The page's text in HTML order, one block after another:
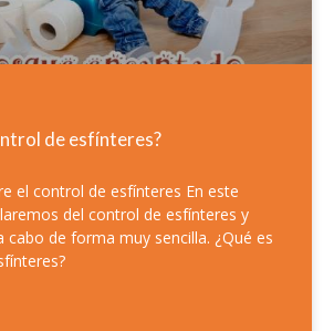
de esfínteres?
el control de esfínteres En este
del control de esfínteres y
cabo de forma muy sencilla. ¿Qué es